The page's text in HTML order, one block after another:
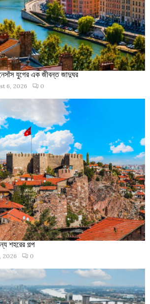
যুগের এক জীবন্ত জাদুঘর
6, 2026 0
শহরের গল্প
2026 0